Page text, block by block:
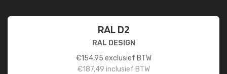
RAL D2
RAL DESIGN
€154,95 exclusief BTW
€187,49 inclusief BTW